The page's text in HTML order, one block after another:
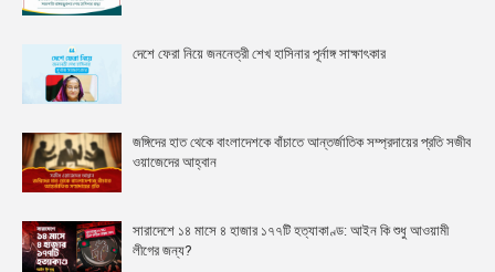
দেশে ফেরা নিয়ে জননেত্রী শেখ হাসিনার পূর্নাঙ্গ সাক্ষাৎকার
জঙ্গিদের হাত থেকে বাংলাদেশকে বাঁচাতে আন্তর্জাতিক সম্প্রদায়ের প্রতি সজীব
ওয়াজেদের আহ্বান
সারাদেশে ১৪ মাসে ৪ হাজার ১৭৭টি হত্যাকাণ্ড: আইন কি শুধু আওয়ামী
লীগের জন্য?